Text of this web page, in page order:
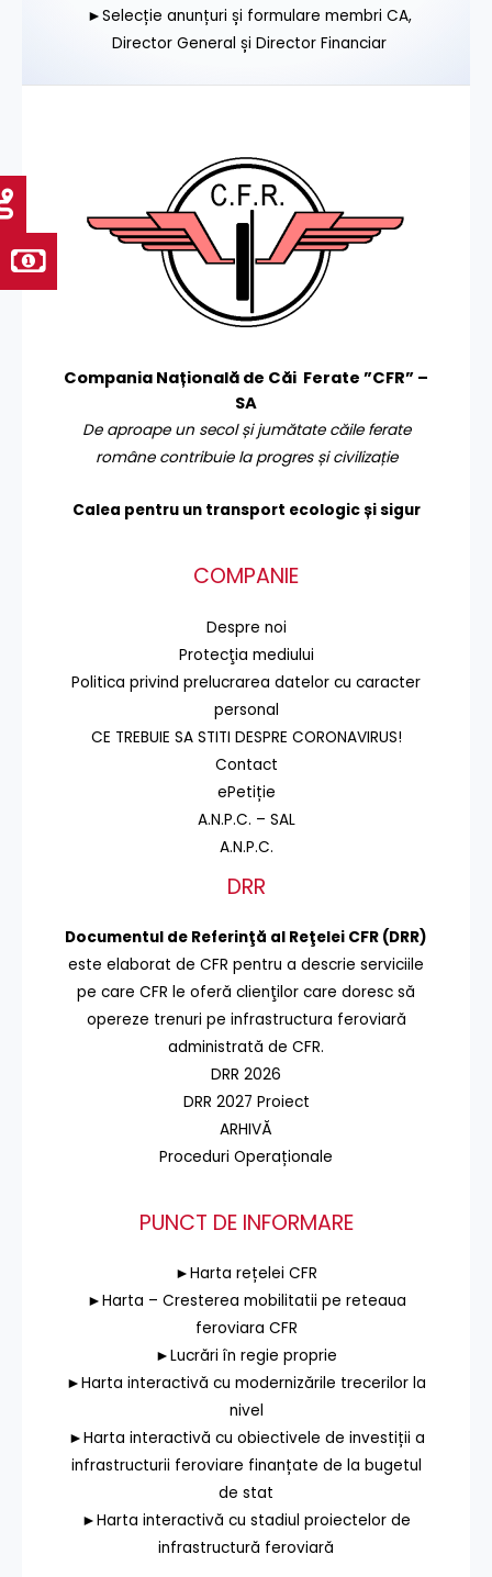
►Selecție anunțuri și formulare membri CA,
Director General și Director Financiar
Compania Națională de Căi Ferate ”CFR” –
SA
De aproape un secol și jumătate căile ferate
române contribuie la progres și civilizație
Calea pentru un transport ecologic și sigur
COMPANIE
Despre noi
Protecţia mediului
Politica privind prelucrarea datelor cu caracter
personal
CE TREBUIE SA STITI DESPRE CORONAVIRUS!
Contact
ePetiție
A.N.P.C. – SAL
A.N.P.C.
DRR
Documentul de Referinţă al Reţelei CFR (DRR)
este elaborat de CFR pentru a descrie serviciile
pe care CFR le oferă clienţilor care doresc să
opereze trenuri pe infrastructura feroviară
administrată de CFR.
DRR 2026
DRR 2027 Proiect
ARHIVĂ
Proceduri Operaționale
PUNCT DE INFORMARE
►Harta rețelei CFR
►Harta – Cresterea mobilitatii pe reteaua
feroviara CFR
►Lucrări în regie proprie
►Harta interactivă cu modernizările trecerilor la
nivel
►Harta interactivă cu obiectivele de investiții a
infrastructurii feroviare finanțate de la bugetul
de stat
►Harta interactivă cu stadiul proiectelor de
infrastructură feroviară